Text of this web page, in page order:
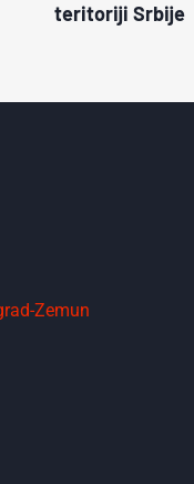
teritoriji Srbije
Zemun